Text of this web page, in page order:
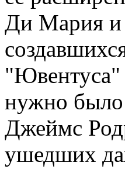
Ди Мария и
нужно было
Джеймс
ушедших